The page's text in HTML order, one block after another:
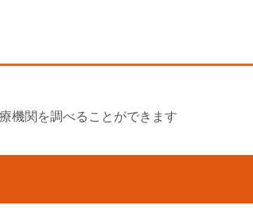
機関を調べることができます